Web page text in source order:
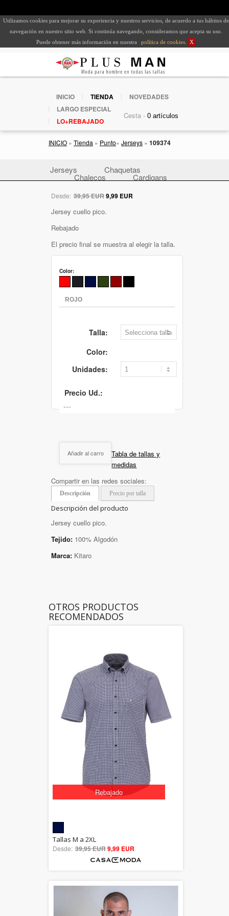
Utilizamos cookies para mejorar su experiencia y nuestros servicios, de acuerdo a tus hábitos de
navegación en nuestro sitio web. Si continúa navegando, consideramos que acepta su uso.
Puede obtener más información en nuestra
política de cookies X
INICIO TIENDA
NOVEDADES
LARGO ESPECIAL
LO+REBAJADO
Cesta -
INICIO » Tienda » Punto» Jerseys » 109374
Jerseys Chaquetas
Chalecos Cardigans
Desde: 39,95 EUR9,99 EUR
Jersey cuello pico.
Rebajado
El precio final se muestra al elegir la talla.
Color:
Talla:
Color:
Unidades:
Precio Ud.:
Añadir al carro
Tabla de tallas y
medidas
Compartir en las redes sociales:
Descripción Precio por talla
Descripción del producto
Jersey cuello pico.
Tejido: 100% Algodón
Marca: Kitaro
OTROS PRODUCTOS
RECOMENDADOS
Rebajado
out of 5
Tallas M a 2XL
Desde: 39,95 EUR9,99 EUR